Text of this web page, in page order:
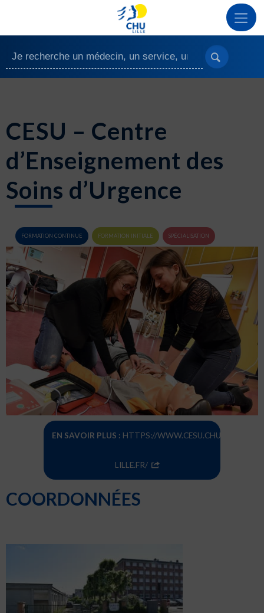
CESU – Centre
d’Enseignement des
Soins d’Urgence
FORMATION CONTINUE FORMATION INITIALE SPÉCIALISATION
EN SAVOIR PLUS : HTTPS://WWW.CESU.CHU-
LILLE.FR/
COORDONNÉES